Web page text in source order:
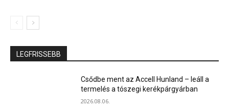
LEGFRISSEBB
Csődbe ment az Accell Hunland – leáll a
termelés a tószegi kerékpárgyárban
2026.08.06.